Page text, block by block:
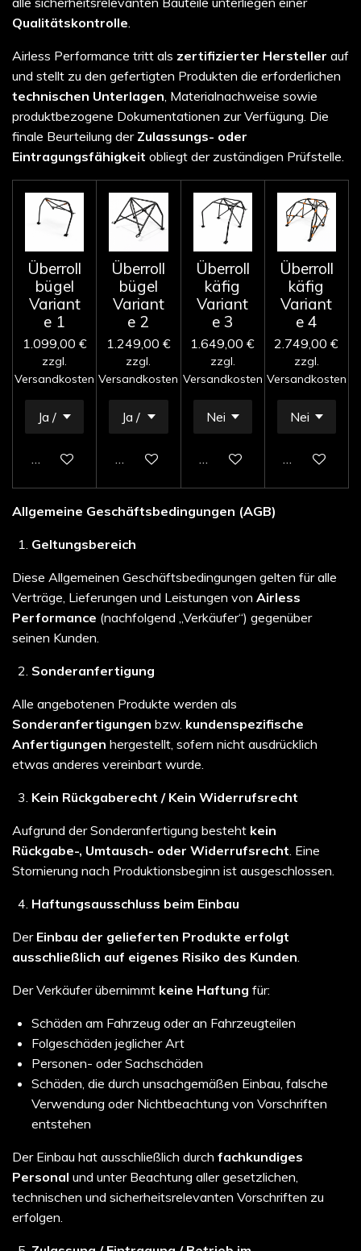
Qualitätskontrolle.
Airless Performance tritt als zertifizierter Hersteller auf
und stellt zu den gefertigten Produkten die erforderlichen
technischen Unterlagen, Materialnachweise sowie
produktbezogene Dokumentationen zur Verfügung. Die
finale Beurteilung der Zulassungs- oder
Eintragungsfähigkeit obliegt der zuständigen Prüfstelle.
Überroll
bügel
Variant
e 1
1.099,00 €
zzgl.
Versandkosten
In den Warenkorb
Überroll
bügel
Variant
e 2
1.249,00 €
zzgl.
Versandkosten
In den Warenkorb
Überroll
käfig
Variant
e 3
1.649,00 €
zzgl.
Versandkosten
In den Warenkorb
Überroll
käfig
Variant
e 4
2.749,00 €
zzgl.
Versandkosten
In den
Allgemeine Geschäftsbedingungen (AGB)
Geltungsbereich
Diese Allgemeinen Geschäftsbedingungen gelten für alle
Verträge, Lieferungen und Leistungen von Airless
Performance (nachfolgend „Verkäufer“) gegenüber
seinen Kunden.
Sonderanfertigung
Alle angebotenen Produkte werden als
Sonderanfertigungen bzw. kundenspezifische
Anfertigungen hergestellt, sofern nicht ausdrücklich
etwas anderes vereinbart wurde.
Kein Rückgaberecht / Kein Widerrufsrecht
Aufgrund der Sonderanfertigung besteht kein
Rückgabe-, Umtausch- oder Widerrufsrecht. Eine
Stornierung nach Produktionsbeginn ist ausgeschlossen.
Haftungsausschluss beim Einbau
Der Einbau der gelieferten Produkte erfolgt
ausschließlich auf eigenes Risiko des Kunden.
Der Verkäufer übernimmt keine Haftung für:
Schäden am Fahrzeug oder an Fahrzeugteilen
Folgeschäden jeglicher Art
Personen- oder Sachschäden
Schäden, die durch unsachgemäßen Einbau, falsche
Verwendung oder Nichtbeachtung von Vorschriften
entstehen
Der Einbau hat ausschließlich durch fachkundiges
Personal und unter Beachtung aller gesetzlichen,
technischen und sicherheitsrelevanten Vorschriften zu
erfolgen.